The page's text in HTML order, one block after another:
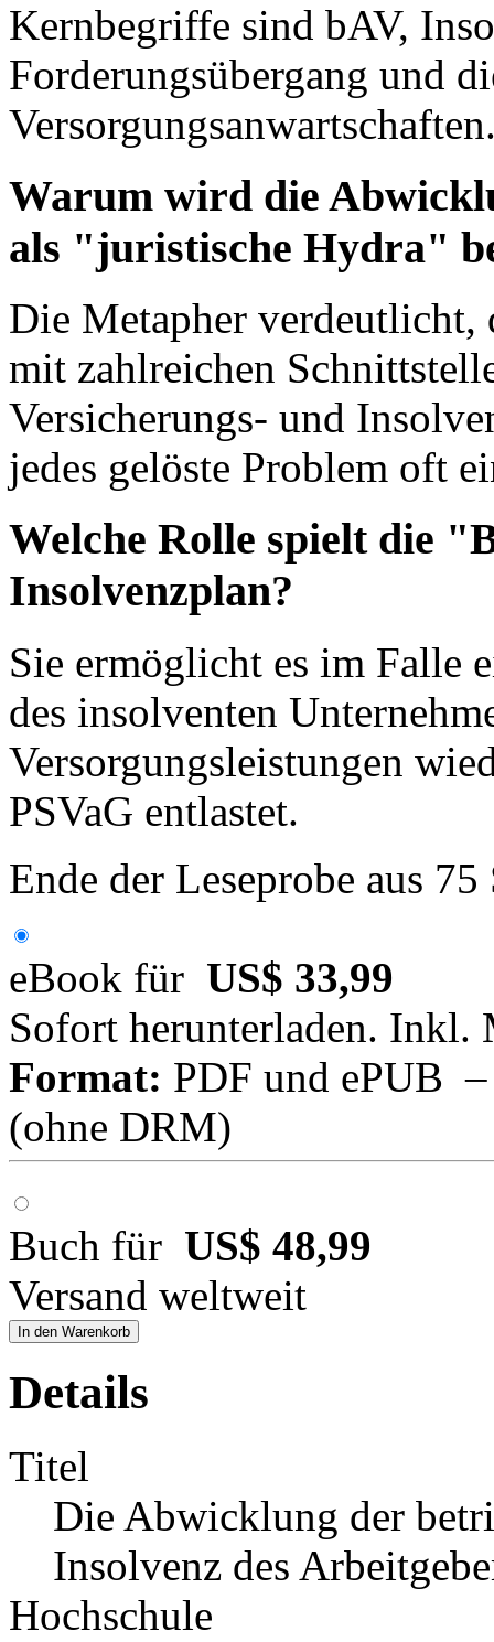
Kernbegriffe sind bAV,
Forderungsübergang und
Warum wird die
als "juristische Hydra"
Die Metapher
mit zahlreichen
Versicherungs- und
jedes gelöste Problem oft
Welche Rolle spielt die
Insolvenzplan?
Sie ermöglicht es im Falle
des insolventen
Versorgungsleistungen
PSVaG entlastet.
Ende der Leseprobe aus
eBook für US$ 33,99
Sofort herunterladen. Inkl.
Format: PDF und ePUB
(ohne DRM)
Buch für US$ 48,99
Versand weltweit
In den Warenkorb
Details
Titel
Die Abwicklung der
Insolvenz des
Hochschule